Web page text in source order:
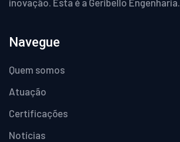
inovação. Esta é a Geribello Engenharia.
Navegue
Quem somos
Atuação
Certificações
Notícias